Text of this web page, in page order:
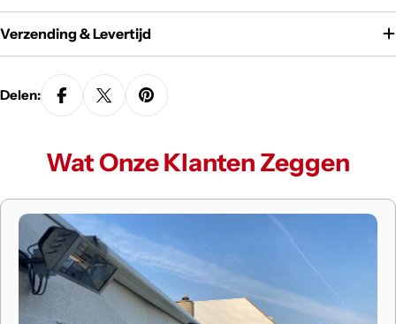
Verzending & Levertijd
Delen:
Wat Onze Klanten Zeggen